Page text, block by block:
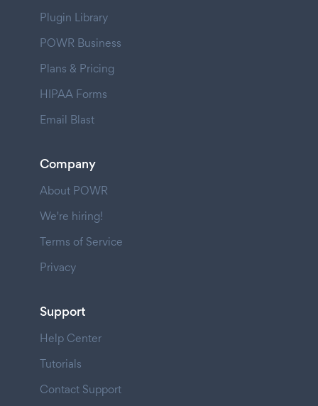
Plugin Library
POWR Business
Plans & Pricing
HIPAA Forms
Email Blast
Company
About POWR
We're hiring!
Terms of Service
Privacy
Support
Help Center
Tutorials
Contact Support